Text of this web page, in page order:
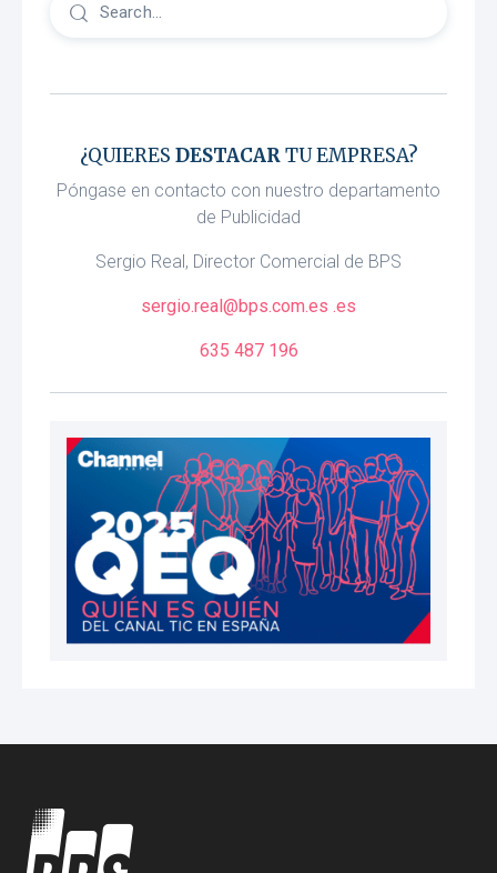
¿QUIERES DESTACARTU EMPRESA?
Póngase en contacto con nuestro departamento
de Publicidad
Sergio Real, Director Comercial de BPS
sergio.real@bps.com.es .es
635 487 196